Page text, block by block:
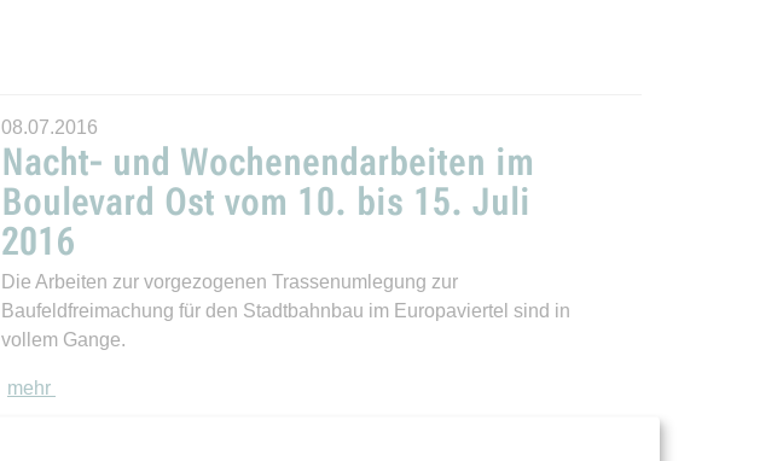
08.07.2016
Nacht- und Wochenendarbeiten im
Boulevard Ost vom 10. bis 15. Juli
2016
Die Arbeiten zur vorgezogenen Trassenumlegung zur
Baufeldfreimachung für den Stadtbahnbau im Europaviertel sind in
vollem Gange.
mehr